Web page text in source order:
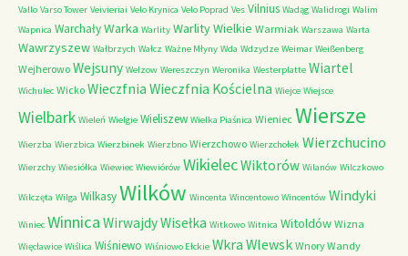
Vallo Varso Tower Veivieriai Velo Krynica Velo Poprad Ves Vilnius Wadąg Walidrogi Walim
Wapnica WarchałyWarka Warlity Warlity Wielkie Warmiak Warszawa Warta
Wawrzyszew Wałbrzych Wałcz Ważne Młyny Wda Wdzydze Weimar Weißenberg
Wejherowo Wejsuny Welzow Wereszczyn Weronika Westerplatte Wiartel
Wichulec Wicko Wieczfnia Wieczfnia Kościelna Wiejce Wiejsce
Wielbark Wieleń Wielgie Wieliszew Wielka Piaśnica Wieniec Wiersze
Wierzba Wierzbica Wierzbinek Wierzbno Wierzchowo Wierzchołek Wierzchucino
Wierzchy Wiesiółka Wiewiec Wiewiórów WikielecWiktorów Wilanów Wilczkowo
Wilczęta Wilga WilkasyWilków Wincenta Wincentowo Wincentów Windyki
Winiec Winnica WirwajdyWisełka Witkowo Witnica Witoldów Wizna
Więcławice Wiślica Wiśniewo Wiśniowo Ełckie Wkra Wlewsk Wnory Wandy